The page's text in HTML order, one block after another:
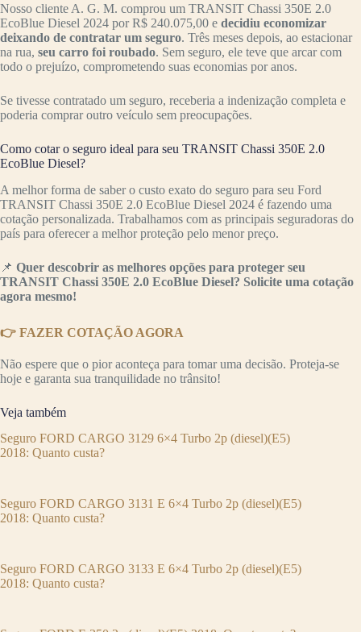
Nosso cliente A. G. M. comprou um TRANSIT Chassi 350E 2.0
EcoBlue Diesel 2024 por R$ 240.075,00 e decidiu economizar
deixando de contratar um seguro. Três meses depois, ao estacionar
na rua, seu carro foi roubado. Sem seguro, ele teve que arcar com
todo o prejuízo, comprometendo suas economias por anos.
Se tivesse contratado um seguro, receberia a indenização completa e
poderia comprar outro veículo sem preocupações.
Como cotar o seguro ideal para seu TRANSIT Chassi 350E 2.0
EcoBlue Diesel?
A melhor forma de saber o custo exato do seguro para seu Ford
TRANSIT Chassi 350E 2.0 EcoBlue Diesel 2024 é fazendo uma
cotação personalizada. Trabalhamos com as principais seguradoras do
país para oferecer a melhor proteção pelo menor preço.
📌 Quer descobrir as melhores opções para proteger seu
TRANSIT Chassi 350E 2.0 EcoBlue Diesel? Solicite uma cotação
agora mesmo!
👉 FAZER COTAÇÃO AGORA
Não espere que o pior aconteça para tomar uma decisão. Proteja-se
hoje e garanta sua tranquilidade no trânsito!
Veja também
Seguro FORD CARGO 3129 6×4 Turbo 2p (diesel)(E5)
2018: Quanto custa?
Seguro FORD CARGO 3131 E 6×4 Turbo 2p (diesel)(E5)
2018: Quanto custa?
Seguro FORD CARGO 3133 E 6×4 Turbo 2p (diesel)(E5)
2018: Quanto custa?